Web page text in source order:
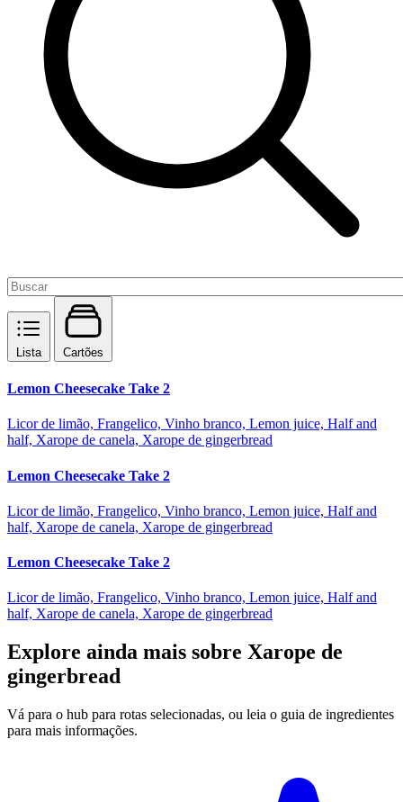
Lista Cartões
Lemon Cheesecake Take 2
Licor de limão, Frangelico, Vinho branco, Lemon juice, Half and
half, Xarope de canela, Xarope de gingerbread
Lemon Cheesecake Take 2
Licor de limão, Frangelico, Vinho branco, Lemon juice, Half and
half, Xarope de canela, Xarope de gingerbread
Lemon Cheesecake Take 2
Licor de limão, Frangelico, Vinho branco, Lemon juice, Half and
half, Xarope de canela, Xarope de gingerbread
Explore ainda mais sobre Xarope de
gingerbread
Vá para o hub para rotas selecionadas, ou leia o guia de ingredientes
para mais informações.